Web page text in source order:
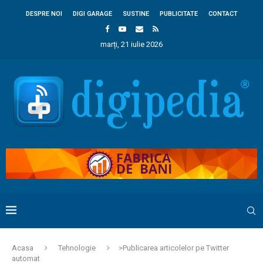
DESPRE NOI DIGI GARAGE SUSTINE PUBLICITATE CONTACT
marți, 21 iulie 2026
Acasa Tehnologie
>Publicarea articolelor pe Twitter
automat